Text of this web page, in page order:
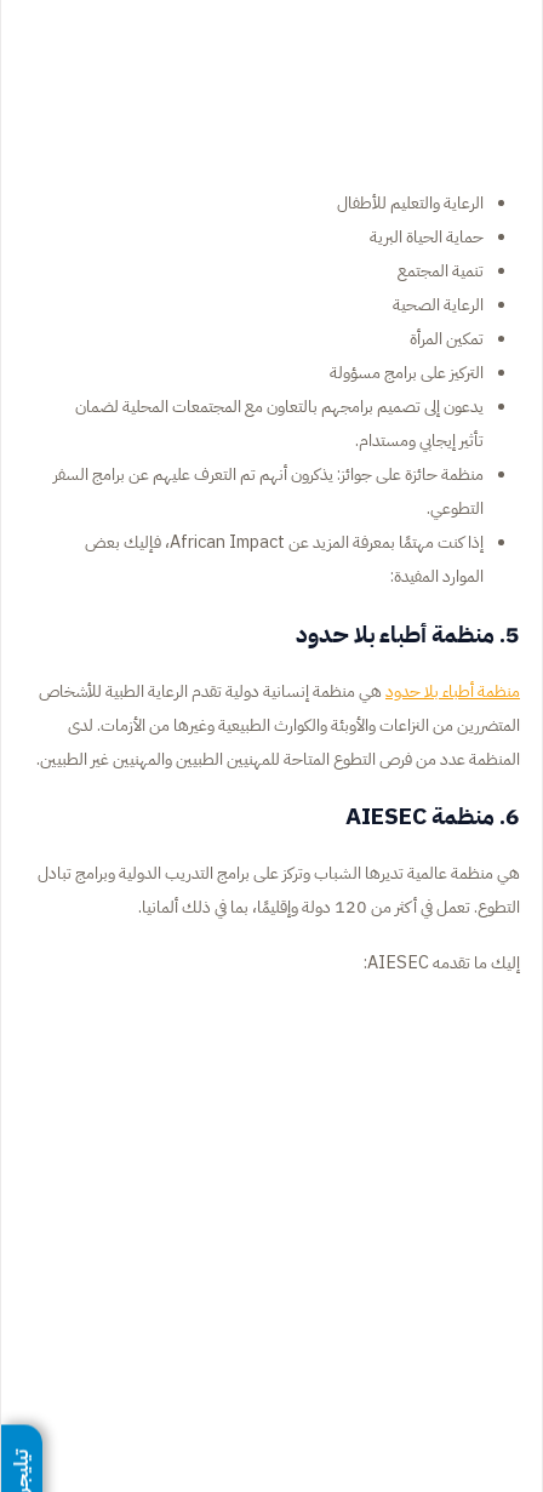
الرعاية والتعليم للأطفال
حماية الحياة البرية
تنمية المجتمع
الرعاية الصحية
تمكين المرأة
التركيز على برامج مسؤولة
يدعون إلى تصميم برامجهم بالتعاون مع المجتمعات المحلية لضمان
تأثير إيجابي ومستدام.
منظمة حائزة على جوائز: يذكرون أنهم تم التعرف عليهم عن برامج السفر
التطوعي.
إذا كنت مهتمًا بمعرفة المزيد عن African Impact، فإليك بعض
الموارد المفيدة:
5. منظمة أطباء بلا حدود
منظمة أطباء بلا حدودهي منظمة إنسانية دولية تقدم الرعاية الطبية للأشخاص
المتضررين من النزاعات والأوبئة والكوارث الطبيعية وغيرها من الأزمات. لدى
المنظمة عدد من فرص التطوع المتاحة للمهنيين الطبيين والمهنيين غير الطبيين.
6. منظمة AIESEC
هي منظمة عالمية تديرها الشباب وتركز على برامج التدريب الدولية وبرامج تبادل
التطوع. تعمل في أكثر من 120 دولة وإقليمًا، بما في ذلك ألمانيا.
إليك ما تقدمه AIESEC: